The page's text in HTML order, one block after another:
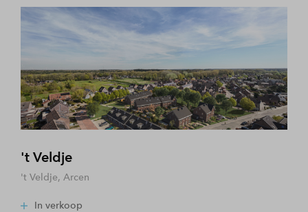
't Veldje
't Veldje, Arcen
In verkoop